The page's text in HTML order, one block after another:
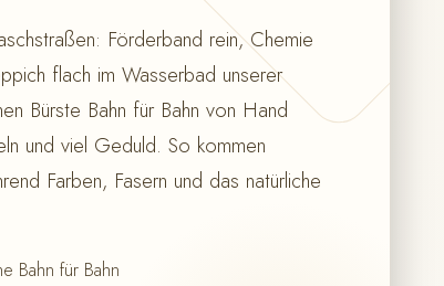
Förderband rein, Chemie
flach im Wasserbad unserer
Bürste Bahn für Bahn von Hand
und viel Geduld. So kommen
Farben, Fasern und das natürliche
Bahn für Bahn